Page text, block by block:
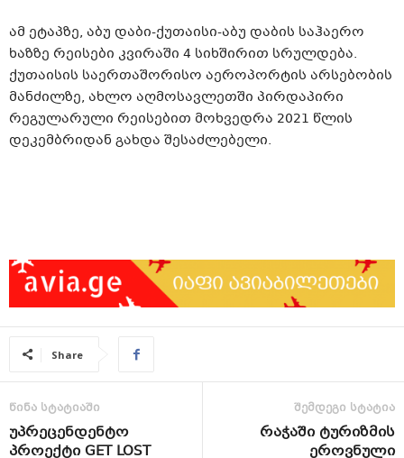
ამ ეტაპზე, აბუ დაბი-ქუთაისი-აბუ დაბის საჰაერო
ხაზზე რეისები კვირაში 4 სიხშირით სრულდება.
ქუთაისის საერთაშორისო აეროპორტის არსებობის
მანძილზე, ახლო აღმოსავლეთში პირდაპირი
რეგულარული რეისებით მოხვედრა 2021 წლის
დეკემბრიდან გახდა შესაძლებელი.
Share
წინა სტატიაში
უპრეცენდენტო
პროექტი GET LOST
შემდეგი სტატია
რაჭაში ტურიზმის
ეროვნული